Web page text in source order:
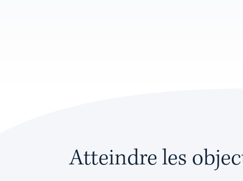
Atteindre les